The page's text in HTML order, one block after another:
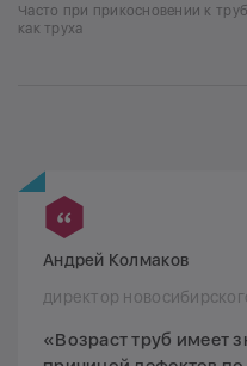
Часто при прикосновении к
как труха
Андрей Колмаков
директор
«Возраст труб имеет